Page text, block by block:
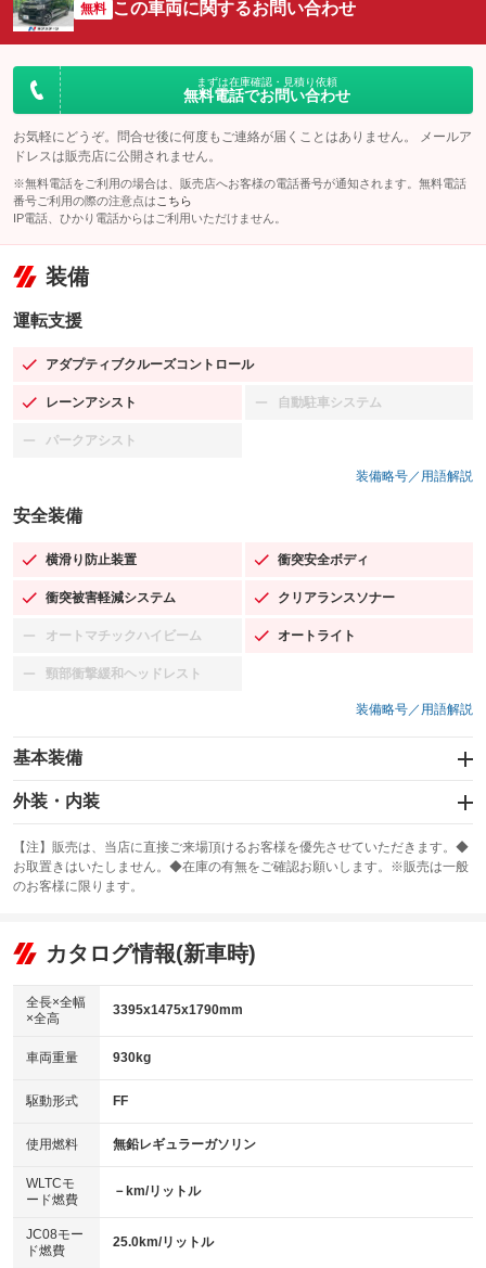
無料 この車両に関するお問い合わせ
まずは在庫確認・見積り依頼
無料電話でお問い合わせ
お気軽にどうぞ。問合せ後に何度もご連絡が届くことはありません。 メールア
ドレスは販売店に公開されません。
※無料電話をご利用の場合は、販売店へお客様の電話番号が通知されます。無料電話
番号ご利用の際の注意点は こちら
IP電話、ひかり電話からはご利用いただけません。
装備
運転支援
アダプティブクルーズコントロール
：装備あり
レーンアシスト
：装備あり 自動駐車システム
：装備なし
パークアシスト
：装備なし
装備略号／用語解説
安全装備
横滑り防止装置
：装備あり 衝突安全ボディ
：装備あり
衝突被害軽減システム
：装備あり クリアランスソナー
：装備あり
オートマチックハイビーム
：装備なし オートライト
：装備あり
頸部衝撃緩和ヘッドレスト
：装備なし
装備略号／用語解説
基本装備
エアバッグ：運転席/助手席/サイド
：装備あり
：装備あり
サンルーフ
：装備なし ABS
リフトアップ
：装備なし
：装備なし
パワーウィンドウ
アイドリングストップ
：装備あり
USB入力端子
：装備あり
100V電源
：装備なし
センターデフロック
：装備なし
電動格納ミラー
：装備あり
外装・内装
カーナビ：SDナビ
：装備あり
TV：フルセグ
：装備あり
ビジュアル：-／DVD再生
：装備あり
アルミホイール：15インチ
：装備あり
HID(キセノンライト)
バックカメラ
エアロ
：装備なし
ローダウン
：装備なし
【注】販売は、当店に直接ご来場頂けるお客様を優先させていただきます。◆
お取置きはいたしません。◆在庫の有無をご確認お願いします。※販売は一般
のお客様に限ります。
カタログ情報(新車時)
全長×全幅
×全高
3395x1475x1790mm
車両重量 930kg
駆動形式 FF
使用燃料 無鉛レギュラーガソリン
WLTCモ
ード燃費
－km/リットル
JC08モー
ド燃費
25.0km/リットル